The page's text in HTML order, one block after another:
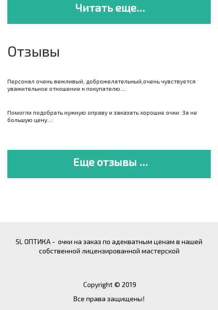
Читать еще...
Отзывы
Персонал очень вежливый, доброжелательный,очень чувствуется
уважительное отношение к покупателю....
Помогли подобрать нужную оправу и заказать хорошие очки. За не
большую цену....
Еще отзывы ...
SL ОПТИКА - очки на заказ по адекватным ценам в нашей
собственной лицензированной мастерской
Copyright © 2019
Все права защищены!